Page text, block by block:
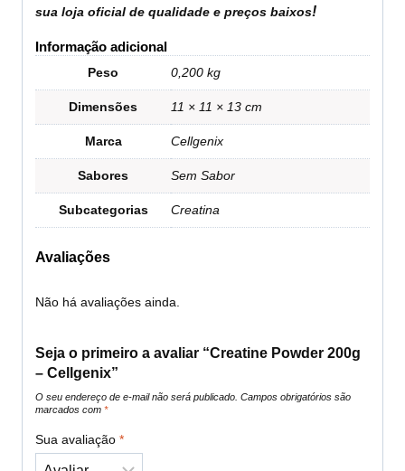
sua loja oficial de qualidade e preços baixos!
Informação adicional
Peso 0,200 kg
Dimensões 11 × 11 × 13 cm
Marca Cellgenix
Sabores Sem Sabor
Subcategorias Creatina
Avaliações
Não há avaliações ainda.
Seja o primeiro a avaliar “Creatine Powder 200g
– Cellgenix”
O seu endereço de e-mail não será publicado. Campos obrigatórios são
marcados com *
Sua avaliação *